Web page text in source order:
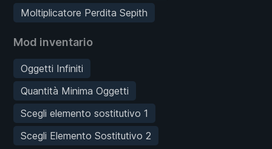
Moltiplicatore Perdita Sepith
Mod inventario
Oggetti Infiniti
Quantità Minima Oggetti
Scegli elemento sostitutivo 1
Scegli Elemento Sostitutivo 2